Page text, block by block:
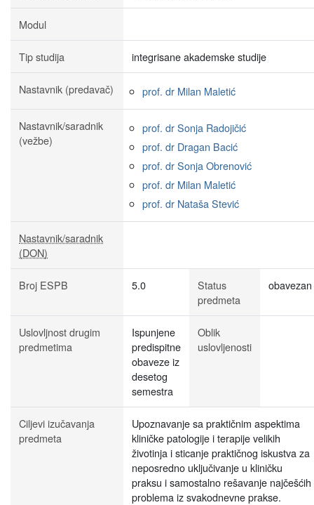
Modul
Tip studija integrisane akademske studije
Nastavnik (predavač) prof. dr Milan Maletić
Nastavnik/saradnik
(vežbe)
prof. dr Sonja Radojičić
prof. dr Dragan Bacić
prof. dr Sonja Obrenović
prof. dr Milan Maletić
prof. dr Nataša Stević
Nastavnik/saradnik
(DON)
Broj ESPB 5.0
Status
predmeta
obavezan
Uslovljnost drugim
predmetima
Ispunjene
predispitne
obaveze iz
desetog
semestra
Oblik
uslovljenosti
Ciljevi izučavanja
predmeta
Upoznavanje sa praktičnim aspektima
kliničke patologije i terapije velikih
životinja i sticanje praktičnog iskustva za
neposredno uključivanje u kliničku
praksu i samostalno rešavanje najčešćih
problema iz svakodnevne prakse.